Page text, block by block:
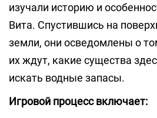
изучали историю и
Вита. Спустившись на
земли, они осведомлены о
их ждут, какие существа
искать водные запасы.
Игровой процесс включает: